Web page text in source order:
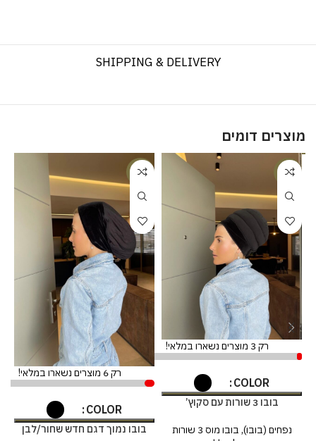
SHIPPING & DELIVERY
מוצרים דומים
-17%
רק 3 מוצרים נשארו במלאי!
COLOR
בובו 3 שורות עם סקוץ’
נפחים (בובו),
בובו מוס 3 שורות
-17%
רק 6 מוצרים נשארו במלאי!
COLOR
בובו נמוך דגם חדש שחור/לבן